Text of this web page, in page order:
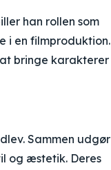
han rollen som
i en filmproduktion.
at bringe karakterer
Sammen udgør
og æstetik. Deres